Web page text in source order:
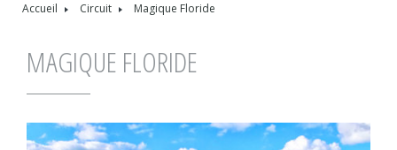
Accueil Circuit Magique Floride
MAGIQUE FLORIDE